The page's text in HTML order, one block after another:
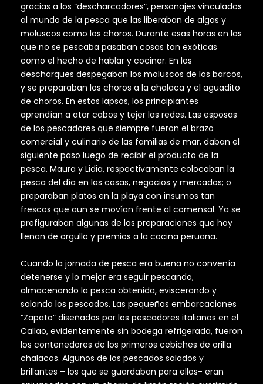
gracias a los “descharcadores”, personajes vinculados
al mundo de la pesca que las liberaban de algas y
moluscos como los choros. Durante esas horas en las
que no se pescaba pasaban cosas tan exóticas
como el hecho de hablar y cocinar. En los
descharques despegaban los moluscos de los barcos,
y se preparaban los choros a la chalaca y el aguadito
de choros. En estos lapsos, los principiantes
aprendían a atar cabos y tejer las redes. Las esposas
de los pescadores que siempre fueron el brazo
comercial y culinario de las familias de mar, daban el
siguiente paso luego de recibir el producto de la
pesca. Maura y Lidia, respectivamente colocaban la
pesca del día en las casas, negocios y mercados; o
preparaban platos en la playa con insumos tan
frescos que aun se movían frente al comensal. Ya se
prefiguraban algunas de las preparaciones que hoy
llenan de orgullo y premios a la cocina peruana.
Cuando la jornada de pesca era buena no convenía
detenerse y lo mejor era seguir pescando,
almacenando la pesca obtenida, eviscerando y
salando los pescados. Las pequeñas embarcaciones
“Zapato” diseñadas por los pescadores italianos en el
Callao, evidentemente sin bodega refrigerada, fueron
los contenedores de los primeros cebiches de orilla
chalacos. Algunos de los pescados salados y
brillantes – los que se guardaban para ellos- eran